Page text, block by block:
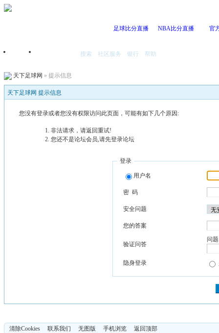
足球比分直播 NBA比分直播 官
首页 搜索 社区服务 银行 帮助
天下足球网 » 提示信息
天下足球网 提示信息
您没有登录或者您没有权限访问此页面，可能有如下几个原因:
非法请求，请返回重试!
您还不是论坛会员,请先登录论坛
登录
用户名
密 码
安全问题
您的答案
验证问答
问
隐身登录
清除Cookies 联系我们 无图版 手机浏览 返回顶部